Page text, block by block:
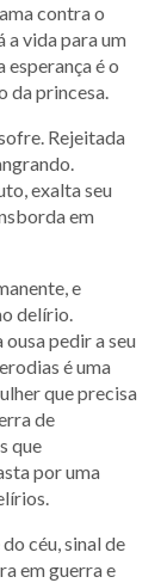
contra o
a vida para um
esperança é o
da princesa.
Rejeitada
exalta seu
em
e
delírio.
pedir a seu
é uma
que precisa
de
que
por uma
céu, sinal de
em guerra e